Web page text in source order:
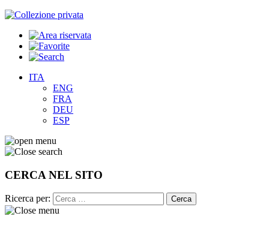
ITA
ENG
FRA
DEU
ESP
CERCA NEL SITO
Ricerca per: